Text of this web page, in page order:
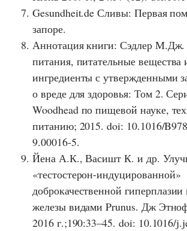
Gesundheit.de Сливы: Первая
запоре.
Аннотация книги: Сэдлер
питания, питательные
ингредиенты с утвержденными
о вреде для здоровья: Том 2.
Woodhead по пищевой науке,
питанию; 2015. doi: 10.1016/
9.00016-5.
Йена А.К., Васишт К. и др.
«тестостерон-индуцированной»
доброкачественной гиперплазии
железы видами Prunus. Дж
2016 г.;190:33–45. doi: 10.1016/